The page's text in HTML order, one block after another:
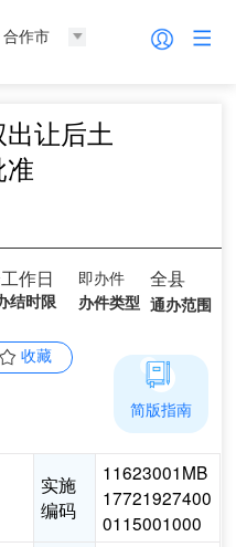
合作市
出让后土
准
作日
结时限
即办件
办件类型
全县
通办范围
收藏
实施
编码
11623001MB
17721927400
0115001000
简版指南